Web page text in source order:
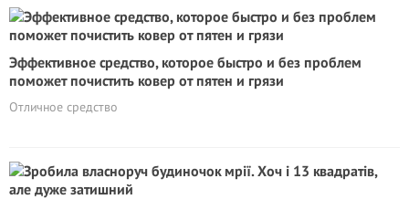
Эффективное средство, которое быстро и без проблем
поможет почистить ковер от пятен и грязи
Отличное средство